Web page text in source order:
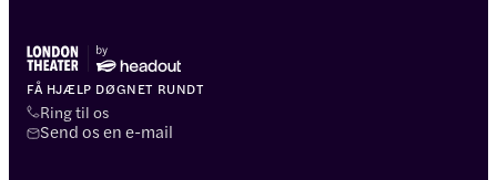
FÅ HJÆLP DØGNET RUNDT
Ring til os
Send os en e-mail